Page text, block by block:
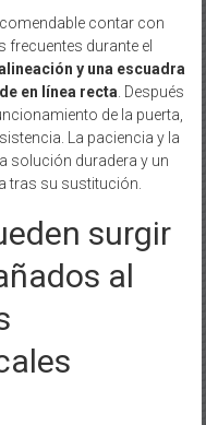
contar con
frecuentes durante el
y una escuadra
en línea recta. Después
de la puerta,
La paciencia y la
solución duradera y un
tras su sustitución.
surgir
al